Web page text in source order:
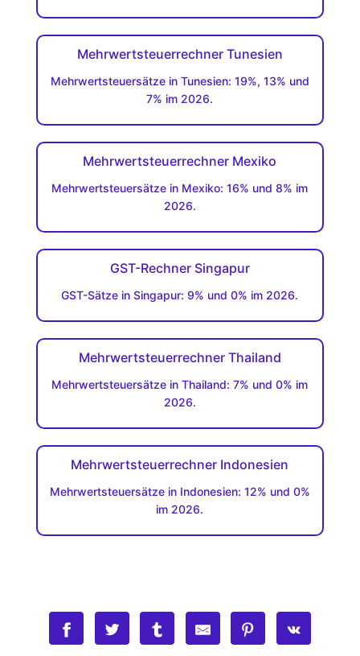
Mehrwertsteuerrechner Tunesien
Mehrwertsteuersätze in Tunesien: 19%, 13% und
7% im 2026.
Mehrwertsteuerrechner Mexiko
Mehrwertsteuersätze in Mexiko: 16% und 8% im
2026.
GST-Rechner Singapur
GST-Sätze in Singapur: 9% und 0% im 2026.
Mehrwertsteuerrechner Thailand
Mehrwertsteuersätze in Thailand: 7% und 0% im
2026.
Mehrwertsteuerrechner Indonesien
Mehrwertsteuersätze in Indonesien: 12% und 0%
im 2026.